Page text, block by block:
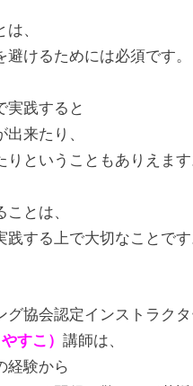
、
けるためには必須です。
実践すると
来たり、
ということもありえます
とは、
践する上で大切なことです
グ協会認定インストラク
すこ） 講師は、
経験から